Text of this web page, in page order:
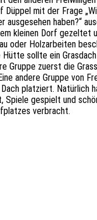
Düppel mit der Frage
ausgesehen haben?“
kleinen Dorf gezeltet
oder Holzarbeiten
sollte ein
Gruppe zuerst die
andere Gruppe von
platziert. Natürlich
Spiele gespielt und
verbracht.